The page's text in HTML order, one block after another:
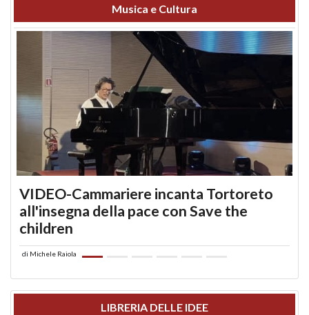
Musica e Cultura
VIDEO-Cammariere incanta Tortoreto
all'insegna della pace con Save the
children
di Michele Raiola
LIBRERIA DELLE IDEE